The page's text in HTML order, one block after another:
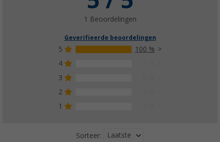
1 Beoordelingen
Geverifieerde beoordelingen
5
100 %
4
3
2
1
Sorteer: Laatste